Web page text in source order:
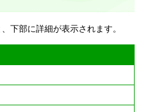
下部に詳細が表示されます。